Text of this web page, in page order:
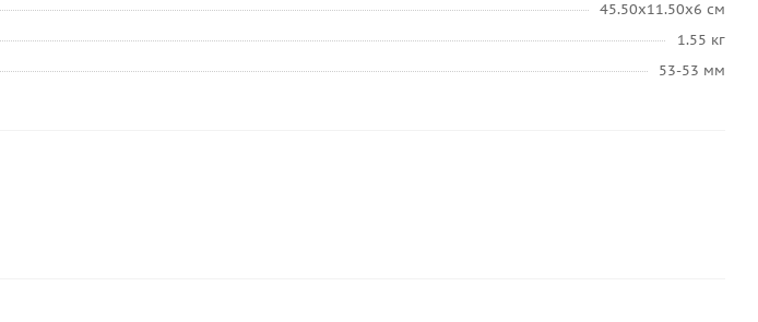
45.50х11.50х6 см
1.55 кг
53-53 мм